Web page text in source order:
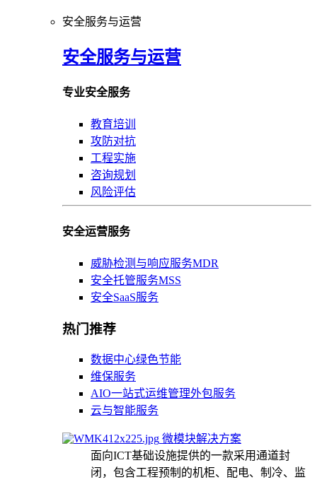
安全服务与运营
安全服务与运营
专业安全服务
教育培训
攻防对抗
工程实施
咨询规划
风险评估
安全运营服务
威胁检测与响应服务MDR
安全托管服务MSS
安全SaaS服务
热门推荐
数据中心绿色节能
维保服务
AIO一站式运维管理外包服务
云与智能服务
微模块解决方案
面向ICT基础设施提供的一款采用通道封
闭，包含工程预制的机柜、配电、制冷、监